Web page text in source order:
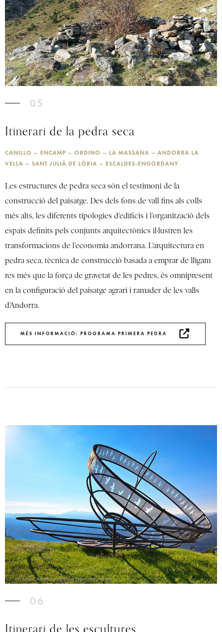
05
Itinerari de la pedra seca
CANILLO – ENCAMP – ORDINO – LA MASSANA – ANDORRA LA
VELLA – SANT JULIÀ DE LÒRIA – ESCALDES-ENGORDANY
Les estructures de pedra seca són el testimoni de la
construcció del paisatge. Des dels fons de vall fins als colls
més alts, les diferents tipologies d’edificis i l’organització dels
espais definits pels conjunts arquitectònics il·lustren les
transformacions de l’economia andorrana. L’arquitectura en
pedra seca, tècnica de construcció basada a emprar de lligam
res més que la força de gravetat de les pedres, és omnipresent
en la configuració del paisatge agrari i ramader de les valls
d’Andorra.
MÉS INFORMACIÓ: PROGRAMA PRIMERA PEDRA
06
Itinerari de les escultures